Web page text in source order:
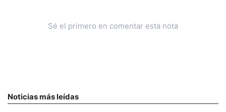
Sé el primero en comentar esta nota
Noticias más leídas